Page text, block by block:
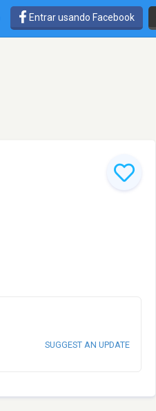
Entrar usando Facebook
SUGGEST AN UPDATE